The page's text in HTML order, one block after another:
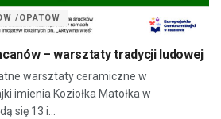
/OPATÓW
– warsztaty tradycji ludowej
warsztaty ceramiczne w
imienia Koziołka Matołka w
się 13 i...